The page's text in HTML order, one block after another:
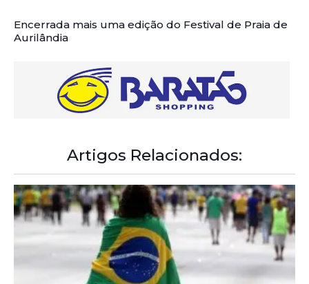
Encerrada mais uma edição do Festival de Praia de
Aurilândia
Artigos Relacionados: